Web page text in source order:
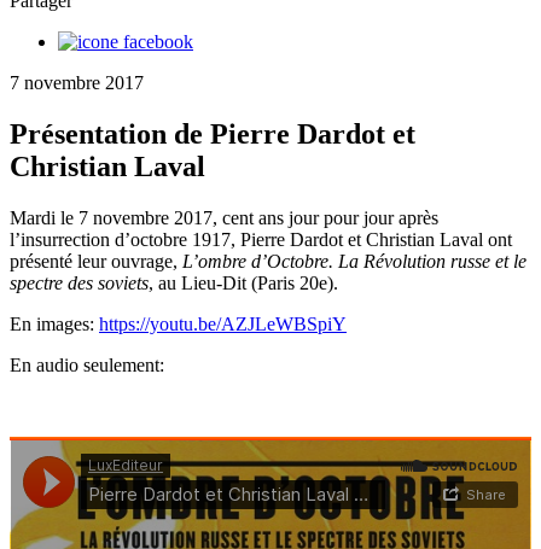
7 novembre 2017
Présentation de Pierre Dardot et
Christian Laval
Mardi le 7 novembre 2017, cent ans jour pour jour après
l’insurrection d’octobre 1917, Pierre Dardot et Christian Laval ont
présenté leur ouvrage, L’ombre d’Octobre. La Révolution russe et le
spectre des soviets, au Lieu-Dit (Paris 20e).
En images: https://youtu.be/AZJLeWBSpiY
En audio seulement: